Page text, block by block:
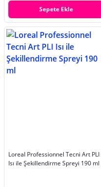
Sepete Ekle
Loreal Professionnel Tecni Art PLI
Isı ile Şekillendirme Spreyi 190 ml